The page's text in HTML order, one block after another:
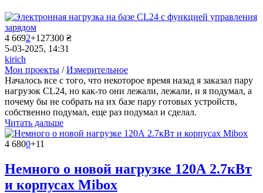
4 6692+127300 ₴
5-03-2025, 14:31
kirich
Мои проекты /Измерительное
Началось все с того, что некоторое время назад я заказал пару
нагрузок CL24, но как-то они лежали, лежали, и я подумал, а
почему бы не собрать на их базе пару готовых устройств,
собственно подумал, еще раз подумал и сделал.
Читать дальше
4 6800+11
Немного о новой нагрузке 120А 2.7кВт
и корпусах Mibox